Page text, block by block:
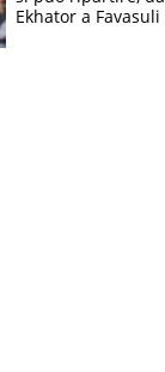
Ekhator a Favasuli